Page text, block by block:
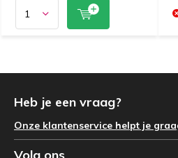
Heb je een vraag?
Onze klantenservice helpt je